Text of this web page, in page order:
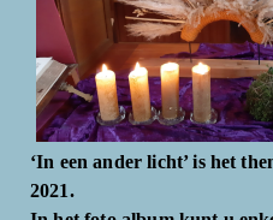
‘In een ander licht’ is het
2021.